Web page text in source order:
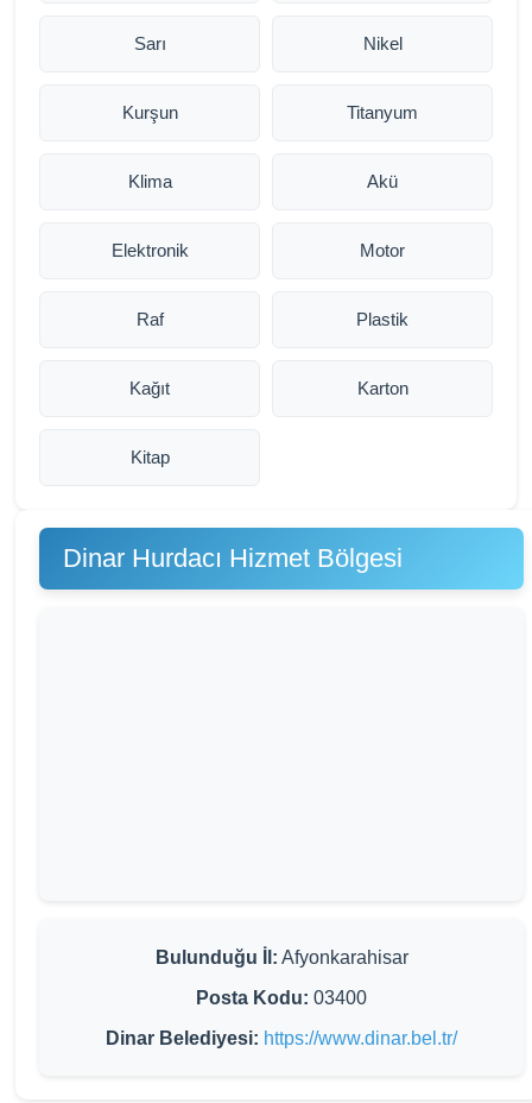
Sarı Nikel
Kurşun Titanyum
Klima Akü
Elektronik Motor
Raf Plastik
Kağıt Karton
Kitap
Dinar Hurdacı Hizmet Bölgesi
Bulunduğu İl: Afyonkarahisar
Posta Kodu: 03400
Dinar Belediyesi: https://www.dinar.bel.tr/